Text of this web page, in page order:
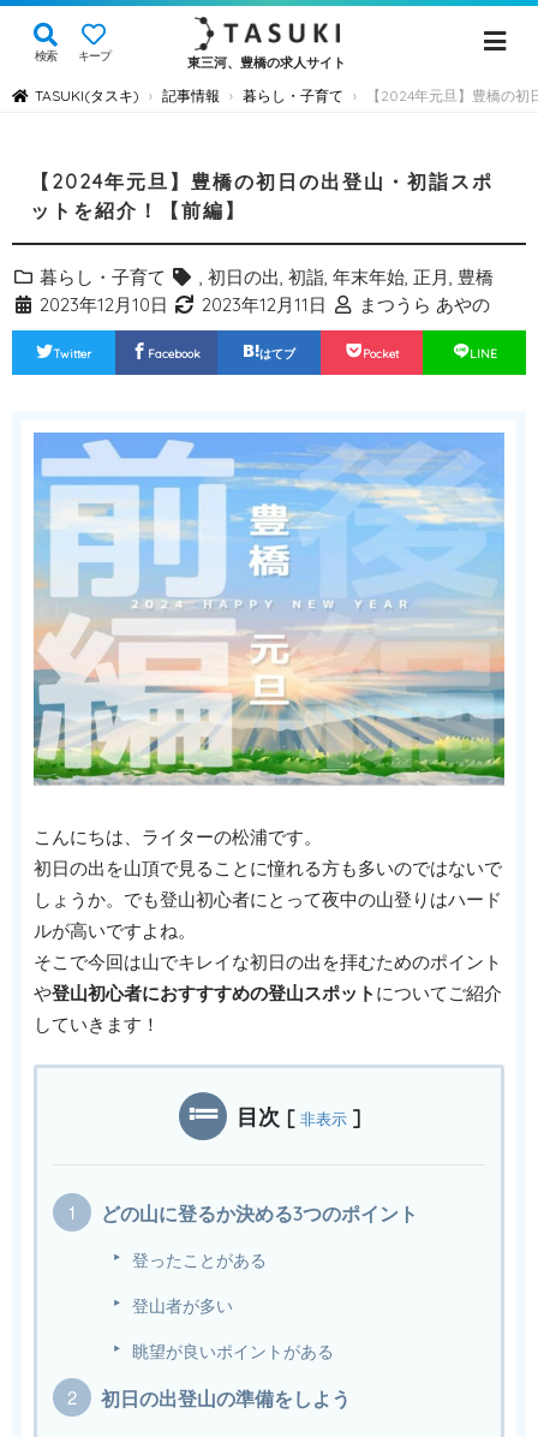
検索 キープ 東三河、豊橋の求人サイト
TASUKI(タスキ) › 記事情報 › 暮らし・子育て › 【2024年元旦】豊橋の
【2024年元旦】豊橋の初日の出登山・初詣スポ
ットを紹介！【前編】
暮らし・子育て , 初日の出, 初詣, 年末年始, 正月, 豊橋
2023年12月10日
2023年12月11日 まつうら あやの
Twitter Facebook はてブ Pocket LINE
こんにちは、ライターの松浦です。
初日の出を山頂で見ることに憧れる方も多いのではないで
しょうか。でも登山初心者にとって夜中の山登りはハード
ルが高いですよね。
そこで今回は山でキレイな初日の出を拝むためのポイント
や登山初心者におすすすめの登山スポット についてご紹介
していきます！
目次 [ 非表示 ]
どの山に登るか決める3つのポイント
登ったことがある
登山者が多い
眺望が良いポイントがある
初日の出登山の準備をしよう